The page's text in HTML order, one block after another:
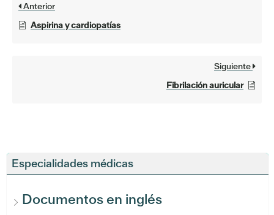
Especialidades médicas
Documentos en inglés
Anterior
Aspirina y cardiopatías
Siguiente
Fibrilación auricular